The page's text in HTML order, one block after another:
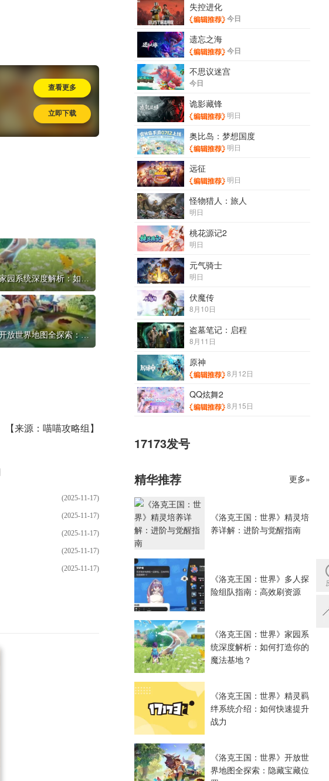
查看更多
立即下载
《洛克王国：世界》家园系统深度解析：如何打造你的魔法基地？
《洛克王国：世界》开放世界地图全探索：隐藏宝藏位置
【来源：喵喵攻略组】
(2025-11-17)
(2025-11-17)
(2025-11-17)
(2025-11-17)
(2025-11-17)
失控进化
今日
遗忘之海
今日
不思议迷宫
今日
诡影藏锋
明日
奥比岛：梦想国度
明日
远征
明日
怪物猎人：旅人
明日
桃花源记2
明日
元气骑士
明日
伏魔传
8月10日
盗墓笔记：启程
8月11日
原神
8月12日
QQ炫舞2
8月15日
17173发号
精华推荐 更多»
《洛克王国：世界》精灵培
养详解：进阶与觉醒指南
《洛克王国：世界》多人探
险组队指南：高效刷资源
《洛克王国：世界》家园系
统深度解析：如何打造你的
魔法基地？
《洛克王国：世界》精灵羁
绊系统介绍：如何快速提升
战力
《洛克王国：世界》开放世
界地图全探索：隐藏宝藏位